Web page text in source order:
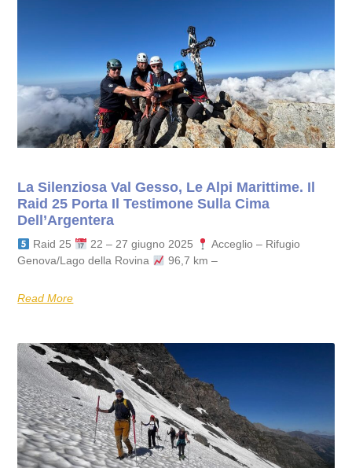
La Silenziosa Val Gesso, Le Alpi Marittime. Il
Raid 25 Porta Il Testimone Sulla Cima
Dell’Argentera
Raid 25 22 – 27 giugno 2025
Acceglio – Rifugio
Genova/Lago della Rovina
96,7 km –
Read More